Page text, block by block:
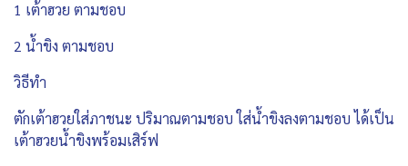
1 เต้าฮวย ตามชอบ
2 น้ำขิง ตามชอบ
วิธีทำ
ตักเต้าฮวยใส่ภาชนะ ปริมาณตามชอบ ใส่น้ำขิงลงตามชอบ ได้เป็น
เต้าฮวยน้ำขิงพร้อมเสิร์ฟ